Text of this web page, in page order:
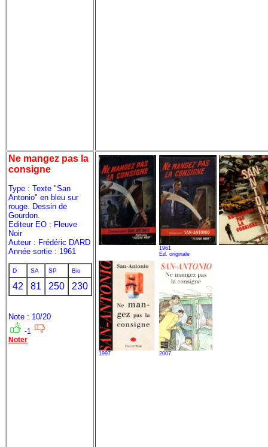
Ne mangez pas la
consigne
Type : Texte "San
Antonio" en bleu sur
rouge. Dessin de
Gourdon.
Editeur EO : Fleuve
Noir
Auteur : Frédéric DARD
Année sortie : 1961
D SA SP Bio
42 81 250 230
Note : 10/20
-1
Noter
1961
Ed. originale
1997 2007